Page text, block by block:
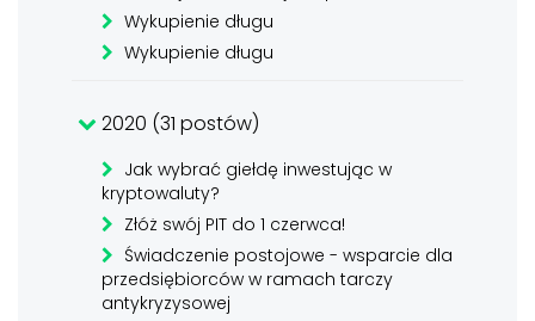
Wykupienie długu
Wykupienie długu
2020 (31 postów)
Jak wybrać giełdę inwestując w
kryptowaluty?
Złóż swój PIT do 1 czerwca!
Świadczenie postojowe - wsparcie dla
przedsiębiorców w ramach tarczy
antykryzysowej